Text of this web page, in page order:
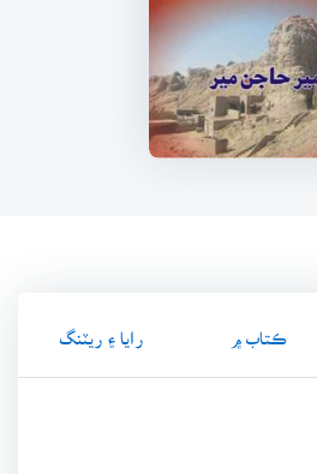
ڪتاب ۾ رايا ۽ ريٽنگ